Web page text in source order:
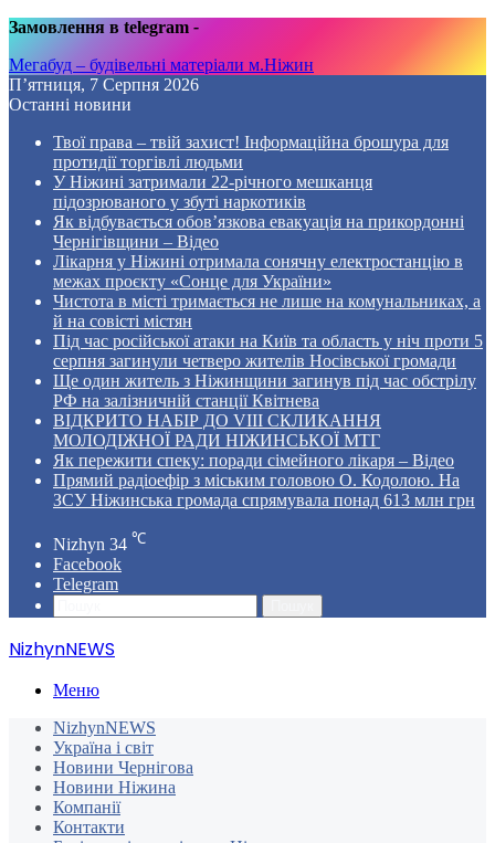
Замовлення в telegram -
Мегабуд – будівельні матеріали м.Ніжин
П’ятниця, 7 Серпня 2026
Останні новини
Твої права – твій захист! Інформаційна брошура для
протидії торгівлі людьми
У Ніжині затримали 22-річного мешканця
підозрюваного у збуті наркотиків
Як відбувається обов’язкова евакуація на прикордонні
Чернігівщини – Відео
Лікарня у Ніжині отримала сонячну електростанцію в
межах проєкту «Сонце для України»
Чистота в місті тримається не лише на комунальниках, а
й на совісті містян
Під час російської атаки на Київ та область у ніч проти 5
серпня загинули четверо жителів Носівської громади
Ще один житель з Ніжинщини загинув під час обстрілу
РФ на залізничній станції Квітнева
ВІДКРИТО НАБІР ДО VIII СКЛИКАННЯ
МОЛОДІЖНОЇ РАДИ НІЖИНСЬКОЇ МТГ
Як пережити спеку: поради сімейного лікаря – Відео
Прямий радіоефір з міським головою О. Кодолою. На
ЗСУ Ніжинська громада спрямувала понад 613 млн грн
Nizhyn 34 ℃
Facebook
Telegram
NizhynNEWS
Меню
NizhynNEWS
Україна і світ
Новини Чернігова
Новини Ніжина
Компанії
Контакти